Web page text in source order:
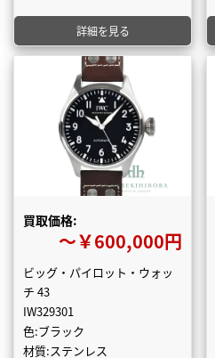
詳細を見る
買取価格:
〜￥600,000円
ビッグ・パイロット・ウォッ
チ 43
IW329301
色:ブラック
材質:ステンレス